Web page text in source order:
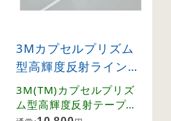
3Mカプセルプリズム
型高輝度反射ラインテ
ープ 45m巻 白 15mm
幅 (390014)
3M(TM)カプセルプリズ
ム型高輝度反射テープ。